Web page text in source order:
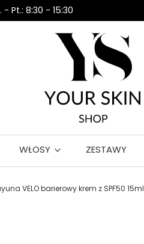
- Pt.: 8:30 - 15:30
WŁOSY ZESTAWY
VELO barierowy krem z SPF50 15ml